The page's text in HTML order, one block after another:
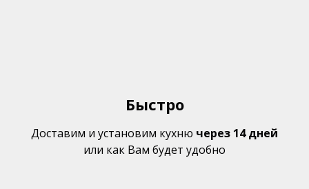
Быстро
Доставим и установим кухню через 14 дней
или как Вам будет удобно